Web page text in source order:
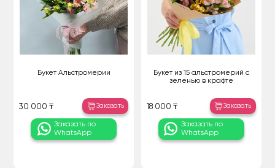
Букет Альстромерии
30 000 ₸ Заказать
Заказать по
WhatsApp
Букет из 15 альстромерий с
зеленью в крафте
18 000 ₸ Заказать
Заказать по
WhatsApp